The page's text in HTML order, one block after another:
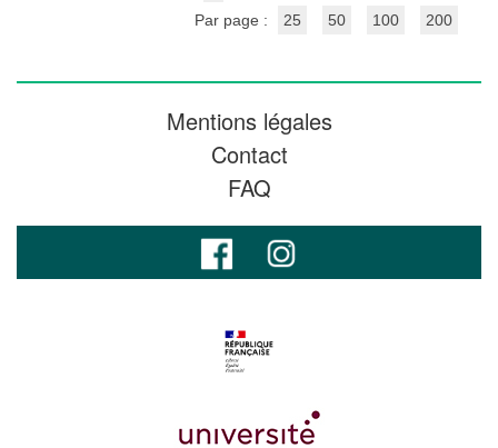
Par page :
25 50 100 200
Mentions légales
Contact
FAQ